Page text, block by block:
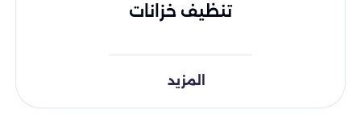
تنظيف خزانات
المزيد